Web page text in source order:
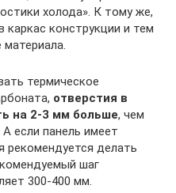
холода». К тому же,
конструкции и тем
термическое
отверстия в
на 2-3 мм больше, чем
если панель имеет
рекомендуется делать
шаг
300-400 мм.